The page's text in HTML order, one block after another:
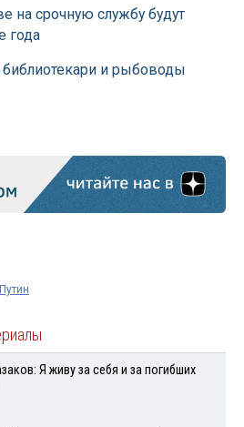
на срочную службу будут
года
и рыбоводы
Я живу за себя и за погибших